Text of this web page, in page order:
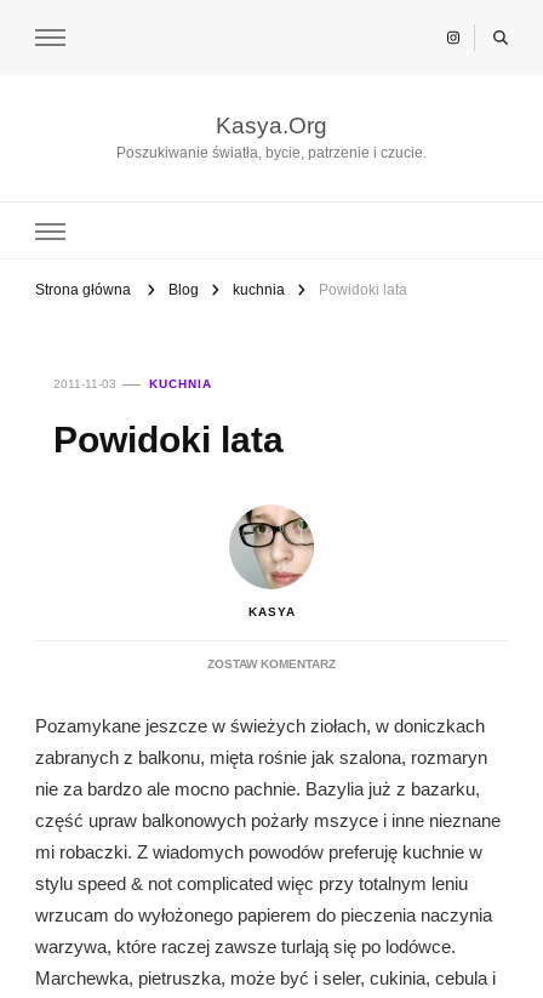
Kasya.Org
Poszukiwanie światła, bycie, patrzenie i czucie.
Strona główna Blog kuchnia Powidoki lata
2011-11-03 KUCHNIA
Powidoki lata
KASYA
ZOSTAW KOMENTARZDO
Pozamykane jeszcze w świeżych ziołach, w doniczkach
zabranych z balkonu, mięta rośnie jak szalona, rozmaryn
nie za bardzo ale mocno pachnie. Bazylia już z bazarku,
część upraw balkonowych pożarły mszyce i inne nieznane
mi robaczki. Z wiadomych powodów preferuję kuchnie w
stylu speed & not complicated więc przy totalnym leniu
wrzucam do wyłożonego papierem do pieczenia naczynia
warzywa, które raczej zawsze turlają się po lodówce.
Marchewka, pietruszka, może być i seler, cukinia, cebula i